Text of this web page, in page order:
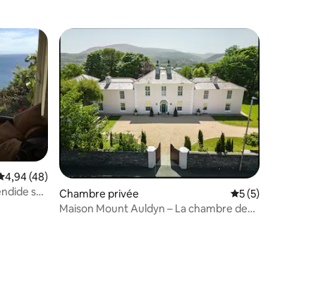
moyenne sur la base de 48 commentaires : 4,94 sur 5
4,94 (48)
sur
Chambre privée Évaluation
5 (5)
Maison Mount Auldyn – La chambre de